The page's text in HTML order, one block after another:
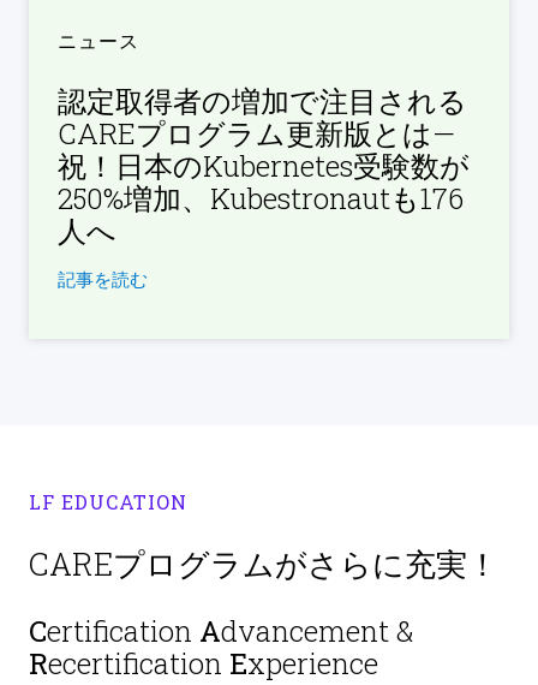
ニュース
認定取得者の増加で注目される
CAREプログラム更新版とは—
祝！日本のKubernetes受験数が
250%増加、Kubestronautも176
人へ
記事を読む
LF EDUCATION
CAREプログラムがさらに充実！
Certification Advancement &
Recertification Experience